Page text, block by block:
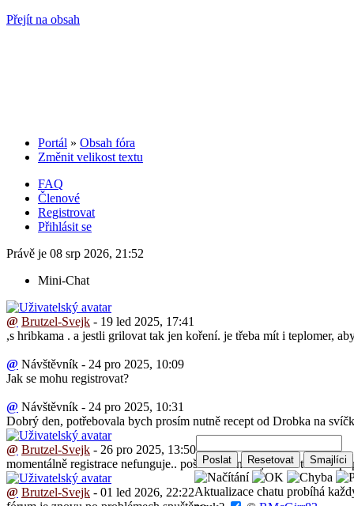
Přejít na obsah
Portál » Obsah fóra
Změnit velikost textu
FAQ
Členové
Registrovat
Přihlásit se
Právě je 08 srp 2026, 21:52
Mini-Chat
@ Brutzel-Svejk - 19 led 2025, 17:41
,s hribkama . a jestli grilovat tak jen koření. je třeba mít i teplomer,
@ Návštěvník - 24 pro 2025, 10:09
Jak se mohu registrovat?
@ Návštěvník - 24 pro 2025, 10:31
Dobrý den, potřebovala bych prosím nutně recept od Drobka na
@ Brutzel-Svejk - 26 pro 2025, 13:50
momentálně registrace nefunguje.. pošlete mě mail ja Vám ten recept
@ Brutzel-Svejk - 01 led 2026, 22:22Aktualizace chatu probíhá